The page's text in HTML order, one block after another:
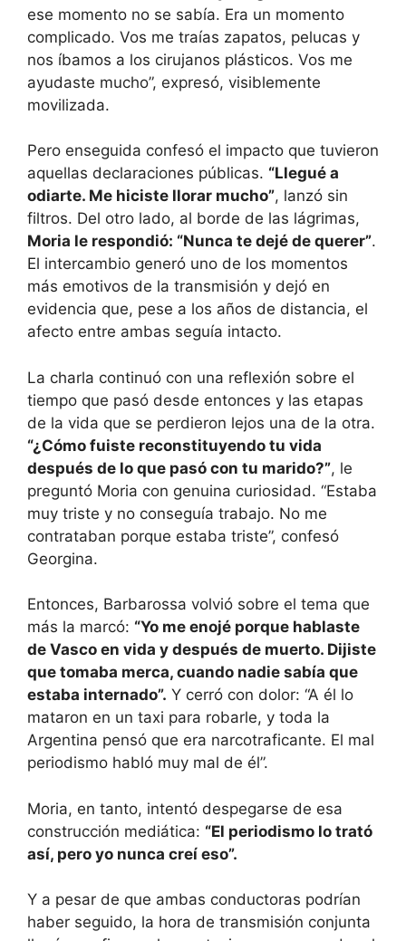
ese momento no se sabía. Era un momento
complicado. Vos me traías zapatos, pelucas y
nos íbamos a los cirujanos plásticos. Vos me
ayudaste mucho”, expresó, visiblemente
movilizada.
Pero enseguida confesó el impacto que tuvieron
aquellas declaraciones públicas. “Llegué a
odiarte. Me hiciste llorar mucho”, lanzó sin
filtros. Del otro lado, al borde de las lágrimas,
Moria le respondió: “Nunca te dejé de querer”.
El intercambio generó uno de los momentos
más emotivos de la transmisión y dejó en
evidencia que, pese a los años de distancia, el
afecto entre ambas seguía intacto.
La charla continuó con una reflexión sobre el
tiempo que pasó desde entonces y las etapas
de la vida que se perdieron lejos una de la otra.
“¿Cómo fuiste reconstituyendo tu vida
después de lo que pasó con tu marido?”, le
preguntó Moria con genuina curiosidad. “Estaba
muy triste y no conseguía trabajo. No me
contrataban porque estaba triste”, confesó
Georgina.
Entonces, Barbarossa volvió sobre el tema que
más la marcó: “Yo me enojé porque hablaste
de Vasco en vida y después de muerto. Dijiste
que tomaba merca, cuando nadie sabía que
estaba internado”. Y cerró con dolor: “A él lo
mataron en un taxi para robarle, y toda la
Argentina pensó que era narcotraficante. El mal
periodismo habló muy mal de él”.
Moria, en tanto, intentó despegarse de esa
construcción mediática: “El periodismo lo trató
así, pero yo nunca creí eso”.
Y a pesar de que ambas conductoras podrían
haber seguido, la hora de transmisión conjunta